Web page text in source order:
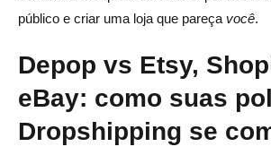
público e criar uma loja que pareça você.
Depop vs Etsy,
eBay: como suas
Dropshipping se